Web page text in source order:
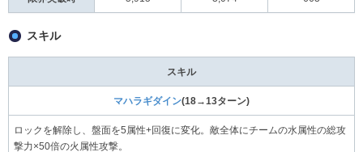
スキル
スキル
マハラギダイン(18→13ターン)
ロックを解除し、盤面を5属性+回復に変化。敵全体にチームの水属性の総攻
撃力×50倍の火属性攻撃。